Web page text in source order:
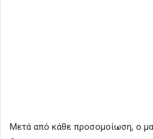
Μετά από κάθε προσομοίωση, ο